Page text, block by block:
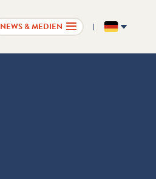
NEWS & MEDIEN DE